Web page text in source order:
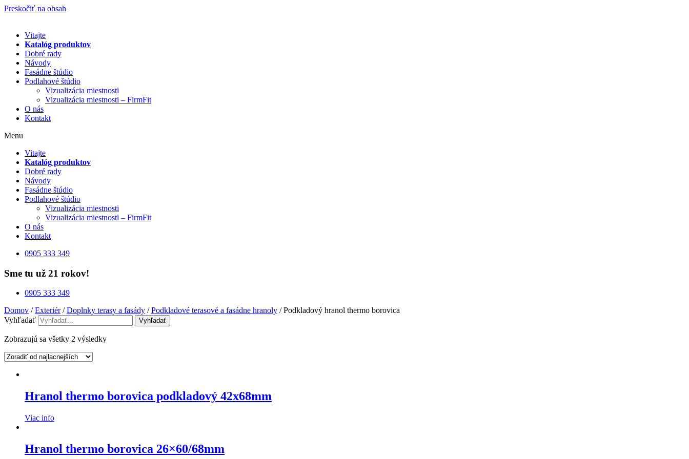
Preskočiť na obsah
Vitajte
Katalóg produktov
Dobré rady
Návody
Fasádne štúdio
Podlahové štúdio
Vizualizácia miestnosti
Vizualizácia miestnosti – FirmFit
O nás
Kontakt
Menu
Vitajte
Katalóg produktov
Dobré rady
Návody
Fasádne štúdio
Podlahové štúdio
Vizualizácia miestnosti
Vizualizácia miestnosti – FirmFit
O nás
Kontakt
0905 333 349
Sme tu už 21 rokov!
0905 333 349
Domov /Exteriér/Doplnky terasy a fasády /Podkladové terasové a fasádne hranoly / Podkladový hranol thermo borovica
Vyhľadať
Vyhľadať
Zobrazujú sa všetky 2 výsledky
Hranol thermo borovica podkladový 42x68mm
Viac info
Hranol thermo borovica 26×60/68mm